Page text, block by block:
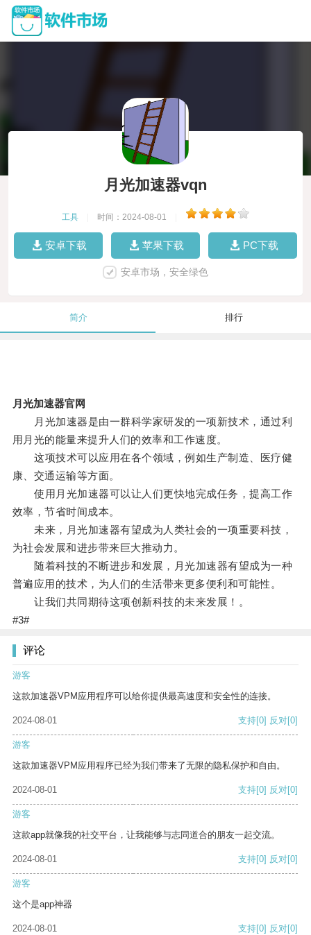
月光加速器vqn
工具 时间：2024-08-01
安卓下载 苹果下载 PC下载
安卓市场，安全绿色
简介 排行
月光加速器官网
月光加速器是由一群科学家研发的一项新技术，通过利
用月光的能量来提升人们的效率和工作速度。
这项技术可以应用在各个领域，例如生产制造、医疗健
康、交通运输等方面。
使用月光加速器可以让人们更快地完成任务，提高工作
效率，节省时间成本。
未来，月光加速器有望成为人类社会的一项重要科技，
为社会发展和进步带来巨大推动力。
随着科技的不断进步和发展，月光加速器有望成为一种
普遍应用的技术，为人们的生活带来更多便利和可能性。
让我们共同期待这项创新科技的未来发展！。
#3#
评论
游客
这款加速器VPM应用程序可以给你提供最高速度和安全性的连接。
2024-08-01 支持[0] 反对[0]
游客
这款加速器VPM应用程序已经为我们带来了无限的隐私保护和自由。
2024-08-01 支持[0] 反对[0]
游客
这款app就像我的社交平台，让我能够与志同道合的朋友一起交流。
2024-08-01 支持[0] 反对[0]
游客
这个是app神器
2024-08-01 支持[0] 反对[0]